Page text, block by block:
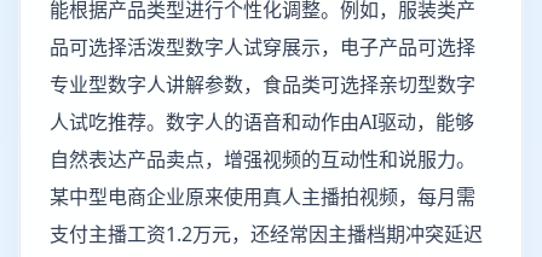
能根据产品类型进行个性化调整。例如，服装类产
品可选择活泼型数字人试穿展示，电子产品可选择
专业型数字人讲解参数，食品类可选择亲切型数字
人试吃推荐。数字人的语音和动作由AI驱动，能够
自然表达产品卖点，增强视频的互动性和说服力。
某中型电商企业原来使用真人主播拍视频，每月需
支付主播工资1.2万元，还经常因主播档期冲突延迟